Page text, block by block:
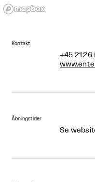
Kontakt
+45 2126
Åbningstider
Se